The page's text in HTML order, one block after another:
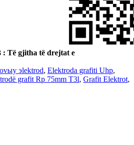
: Të gjitha të drejtat e
эlektrod, Elektroda grafiti Uhp,
grafit Rp 75mm T3l, Grafit Elektrot,